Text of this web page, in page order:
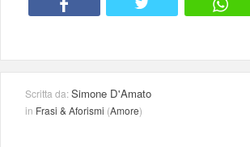
Scritta da:Simone D'Amato
in Frasi & Aforismi (Amore)